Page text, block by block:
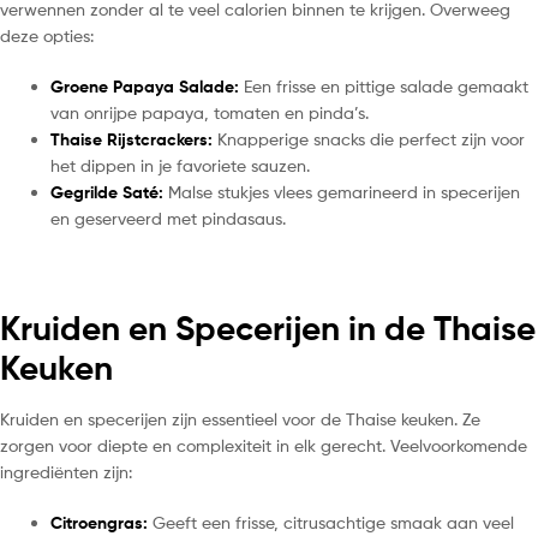
verwennen zonder al te veel calorien binnen te krijgen. Overweeg
deze opties:
Groene Papaya Salade: Een frisse en pittige salade gemaakt
van onrijpe papaya, tomaten en pinda’s.
Thaise Rijstcrackers: Knapperige snacks die perfect zijn voor
het dippen in je favoriete sauzen.
Gegrilde Saté: Malse stukjes vlees gemarineerd in specerijen
en geserveerd met pindasaus.
Kruiden en Specerijen in de Thaise
Keuken
Kruiden en specerijen zijn essentieel voor de Thaise keuken. Ze
zorgen voor diepte en complexiteit in elk gerecht. Veelvoorkomende
ingrediënten zijn:
Citroengras: Geeft een frisse, citrusachtige smaak aan veel